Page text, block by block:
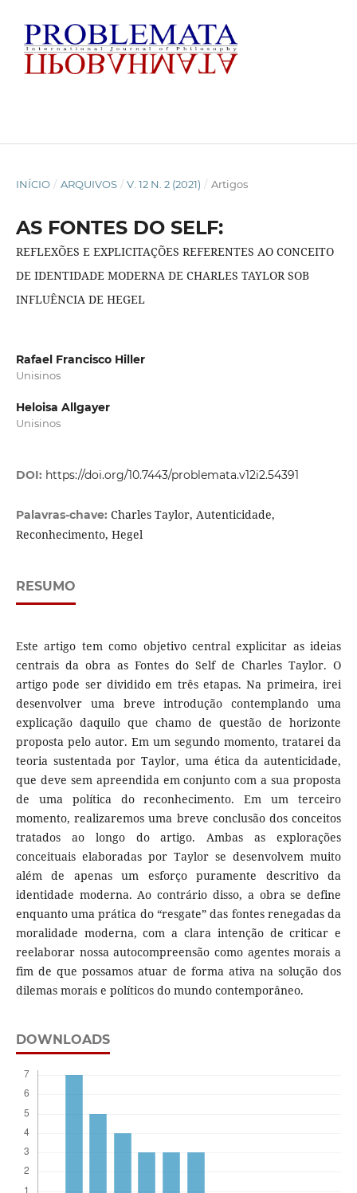
INÍCIO / ARQUIVOS / V. 12 N. 2 (2021) / Artigos
AS FONTES DO SELF:
REFLEXÕES E EXPLICITAÇÕES REFERENTES AO CONCEITO
DE IDENTIDADE MODERNA DE CHARLES TAYLOR SOB
INFLUÊNCIA DE HEGEL
Rafael Francisco Hiller
Unisinos
Heloisa Allgayer
Unisinos
DOI: https://doi.org/10.7443/problemata.v12i2.54391
Palavras-chave: Charles Taylor, Autenticidade,
Reconhecimento, Hegel
RESUMO
Este artigo tem como objetivo central explicitar as ideias
centrais da obra as Fontes do Self de Charles Taylor. O
artigo pode ser dividido em três etapas. Na primeira, irei
desenvolver uma breve introdução contemplando uma
explicação daquilo que chamo de questão de horizonte
proposta pelo autor. Em um segundo momento, tratarei da
teoria sustentada por Taylor, uma ética da autenticidade,
que deve sem apreendida em conjunto com a sua proposta
de uma política do reconhecimento. Em um terceiro
momento, realizaremos uma breve conclusão dos conceitos
tratados ao longo do artigo. Ambas as explorações
conceituais elaboradas por Taylor se desenvolvem muito
além de apenas um esforço puramente descritivo da
identidade moderna. Ao contrário disso, a obra se define
enquanto uma prática do “resgate” das fontes renegadas da
moralidade moderna, com a clara intenção de criticar e
reelaborar nossa autocompreensão como agentes morais a
fim de que possamos atuar de forma ativa na solução dos
dilemas morais e políticos do mundo contemporâneo.
DOWNLOADS